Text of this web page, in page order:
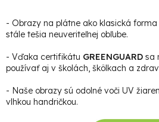
- Obrazy na plátne ako klasická
stále tešia neuveriteľnej obľube.
- Vďaka certifikátu GREENGUARD sa
používať aj v školách, škôlkach a
- Naše obrazy sú odolné voči UV
vlhkou handričkou.